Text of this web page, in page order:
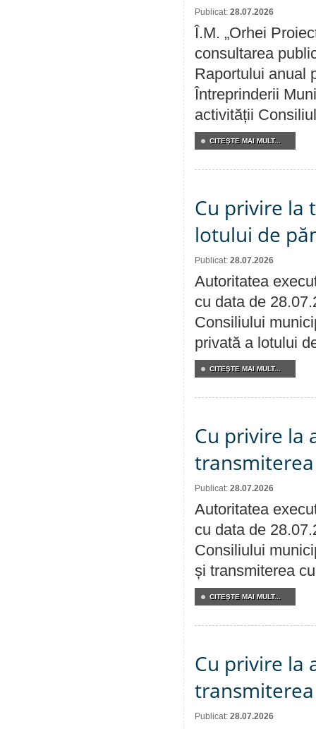
Publicat: 28.07.2026
Î.M. „Orhei
consultarea
Raportului anual
Întreprinderii
activității
CITEŞTE MAI MULT...
Cu privire la
lotului de
Publicat: 28.07.2026
Autoritatea
cu data de
Consiliului
privată a lotului
CITEŞTE MAI MULT...
Cu privire la
Publicat: 28.07.2026
Autoritatea
cu data de
Consiliului
și transmiterea
CITEŞTE MAI MULT...
Cu privire la
Publicat: 28.07.2026